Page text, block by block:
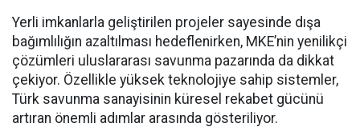
Yerli imkanlarla geliştirilen projeler sayesinde dışa
bağımlılığın azaltılması hedeflenirken, MKE’nin yenilikçi
çözümleri uluslararası savunma pazarında da dikkat
çekiyor. Özellikle yüksek teknolojiye sahip sistemler,
Türk savunma sanayisinin küresel rekabet gücünü
artıran önemli adımlar arasında gösteriliyor.